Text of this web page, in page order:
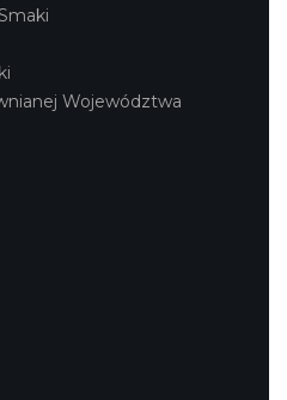
Województwa